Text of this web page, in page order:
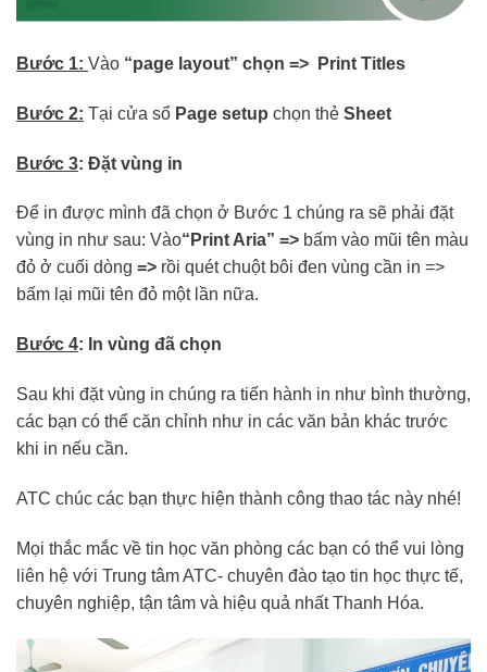
Bước 1: Vào “page layout” chọn => Print Titles
Bước 2: Tại cửa sổ Page setup chọn thẻ Sheet
Bước 3: Đặt vùng in
Để in được mình đã chọn ở Bước 1 chúng ra sẽ phải đặt
vùng in như sau: Vào“Print Aria” => bấm vào mũi tên màu
đỏ ở cuối dòng => rồi quét chuột bôi đen vùng cần in =>
bấm lại mũi tên đỏ một lần nữa.
Bước 4: In vùng đã chọn
Sau khi đặt vùng in chúng ra tiến hành in như bình thường,
các bạn có thể căn chỉnh như in các văn bản khác trước
khi in nếu cần.
ATC chúc các bạn thực hiện thành công thao tác này nhé!
Mọi thắc mắc về tin học văn phòng các bạn có thể vui lòng
liên hệ với Trung tâm ATC- chuyên đào tạo tin học thực tế,
chuyên nghiệp, tận tâm và hiệu quả nhất Thanh Hóa.